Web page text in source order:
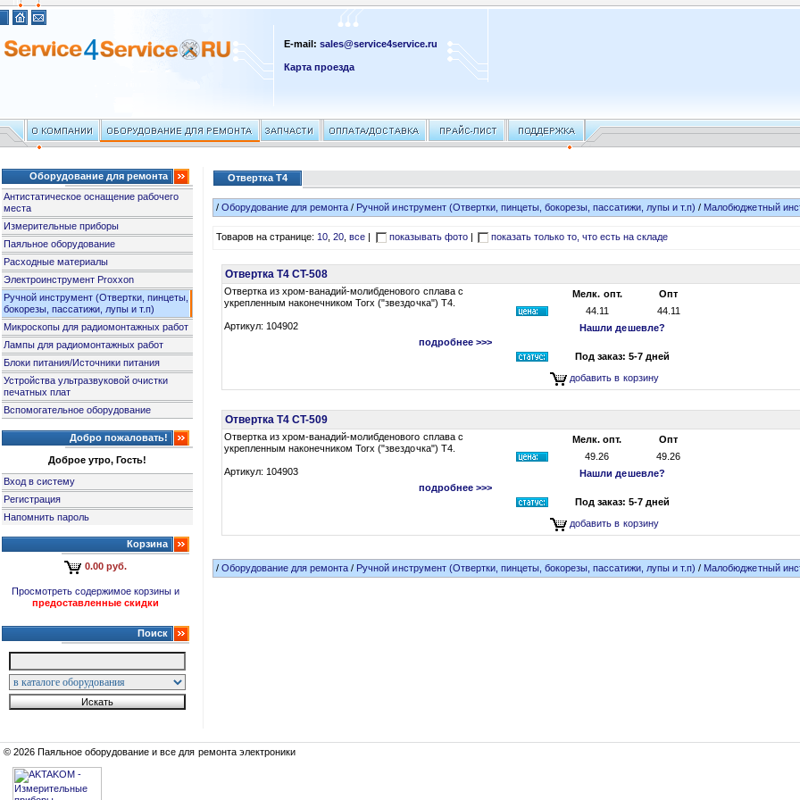
E-mail:sales@service4service.ru
Карта проезда
Оборудование для ремонта
Антистатическое оснащение рабочего
места
Измерительные приборы
Паяльное оборудование
Расходные материалы
Электроинструмент Proxxon
Ручной инструмент (Отвертки, пинцеты,
бокорезы, пассатижи, лупы и т.п)
Микроскопы для радиомонтажных работ
Лампы для радиомонтажных работ
Блоки питания/Источники питания
Устройства ультразвуковой очистки
печатных плат
Вспомогательное оборудование
Добро пожаловать!
Доброе утро, Гость!
Вход в систему
Регистрация
Напомнить пароль
Корзина
0.00 руб.
Просмотреть содержимое корзины и
предоставленные скидки
Поиск
Отвертка T4
/Оборудование для ремонта / Ручной инструмент (Отвертки, пинцеты, бокорезы, пассатижи, лупы и т.п) / Малобюджетный
Товаров на странице:10,20,все показывать фото| показать только то, что есть на складе
Отвертка T4 CT-508
Отвертка из хром-ванадий-молибденового сплава с
укрепленным наконечником Torx ("звездочка") Т4.
Артикул: 104902
подробнее >>>
Мелк. опт.
Опт
44.11
44.11
Нашли дешевле?
Под заказ: 5-7 дней
добавить в корзину
Отвертка T4 CT-509
Отвертка из хром-ванадий-молибденового сплава с
укрепленным наконечником Torx ("звездочка") T4.
Артикул: 104903
подробнее >>>
Мелк. опт.
Опт
49.26
49.26
Нашли дешевле?
Под заказ: 5-7 дней
добавить в корзину
/Оборудование для ремонта / Ручной инструмент (Отвертки, пинцеты, бокорезы, пассатижи, лупы и т.п) / Малобюджетный
© 2026 Паяльное оборудование и все для ремонта электроники